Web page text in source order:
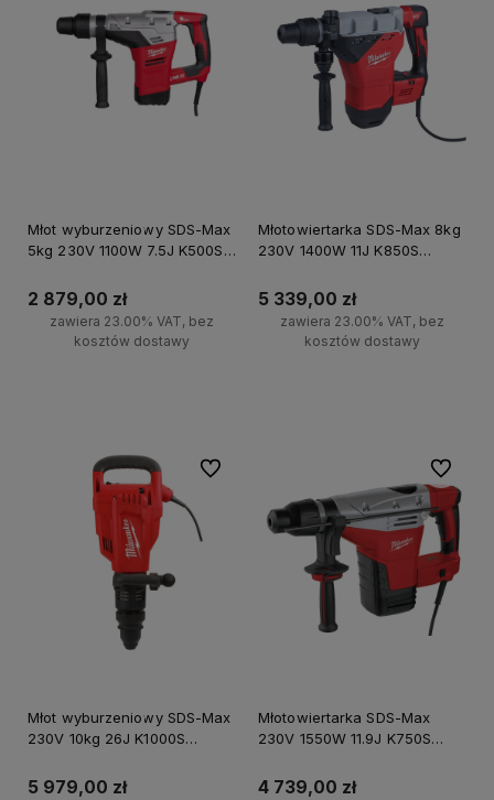
Młot wyburzeniowy SDS-Max
5kg 230V 1100W 7.5J K500ST
2 879,00 zł
zawiera 23.00% VAT, bez
kosztów dostawy
Młotowiertarka SDS-Max 8kg
230V 1400W 11J K850S
5 339,00 zł
zawiera 23.00% VAT, bez
kosztów dostawy
Młot wyburzeniowy SDS-Max
230V 10kg 26J K1000S
5 979,00 zł
Do ulubionych
Młotowiertarka SDS-Max
230V 1550W 11.9J K750S
4 739,00 zł
Do